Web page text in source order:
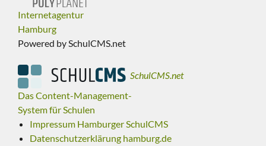
Internetagentur
Hamburg
Powered by SchulCMS.net
SchulCMS.net
Das Content-Management-
System für Schulen
Impressum Hamburger SchulCMS
Datenschutzerklärung hamburg.de